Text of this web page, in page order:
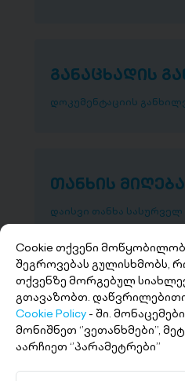
განაცხადის
დოკუმენტაციის
თანხის
დაისვი თანხა სასურველ
Cookie თქვენი
შეგროვებას გულისხმობს,
თქვენზე მორგებულ
გთავაზობთ.
Cookie Policy - ში.
მონიშნეთ ‘’ვეთანხმები’’,
აარჩიეთ ‘’პარამეტრები’’